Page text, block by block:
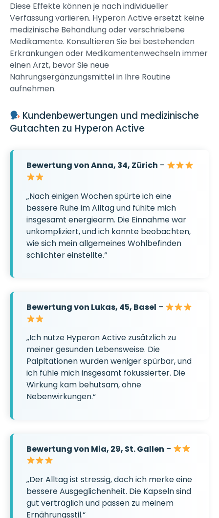
Diese Effekte können je nach individueller
Verfassung variieren. Hyperon Active ersetzt keine
medizinische Behandlung oder verschriebene
Medikamente. Konsultieren Sie bei bestehenden
Erkrankungen oder Medikamentenwechseln immer
einen Arzt, bevor Sie neue
Nahrungsergänzungsmittel in Ihre Routine
aufnehmen.
Kundenbewertungen und medizinische
Gutachten zu Hyperon Active
Bewertung von Anna, 34, Zürich –
„Nach einigen Wochen spürte ich eine
bessere Ruhe im Alltag und fühlte mich
insgesamt energiearm. Die Einnahme war
unkompliziert, und ich konnte beobachten,
wie sich mein allgemeines Wohlbefinden
schlichter einstellte.“
Bewertung von Lukas, 45, Basel –
„Ich nutze Hyperon Active zusätzlich zu
meiner gesunden Lebensweise. Die
Palpitationen wurden weniger spürbar, und
ich fühle mich insgesamt fokussierter. Die
Wirkung kam behutsam, ohne
Nebenwirkungen.“
Bewertung von Mia, 29, St. Gallen –
„Der Alltag ist stressig, doch ich merke eine
bessere Ausgeglichenheit. Die Kapseln sind
gut verträglich und passen zu meinem
Ernährungsstil.“